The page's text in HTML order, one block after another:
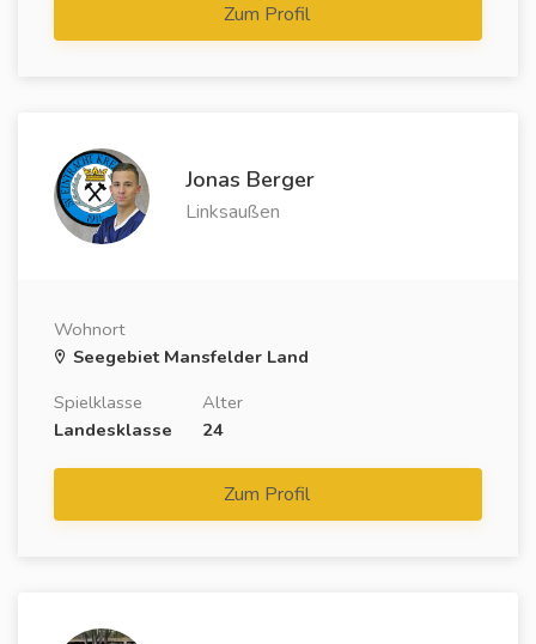
Zum Profil
Jonas Berger
Linksaußen
Wohnort
Seegebiet Mansfelder Land
Spielklasse
Landesklasse
Alter
24
Zum Profil